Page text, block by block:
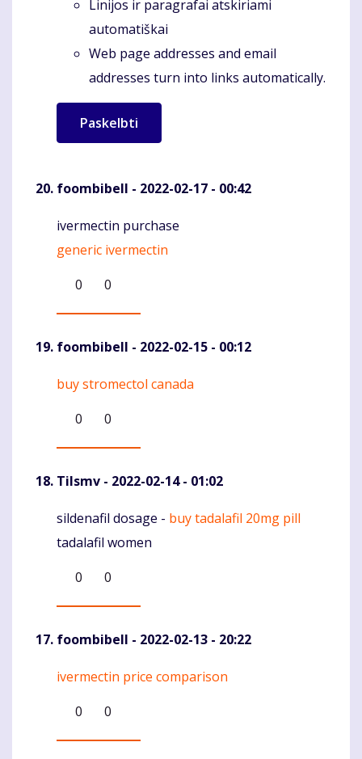
Linijos ir paragrafai atskiriami
automatiškai
Web page addresses and email
addresses turn into links automatically.
foombibell - 2022-02-17 - 00:42
Komentaras
ivermectin purchase
generic ivermectin
0
0
foombibell - 2022-02-15 - 00:12
Komentaras
buy stromectol canada
0
0
Tilsmv - 2022-02-14 - 01:02
Komentaras
sildenafil dosage - buy tadalafil 20mg pill
tadalafil women
0
0
foombibell - 2022-02-13 - 20:22
Komentaras
ivermectin price comparison
0
0